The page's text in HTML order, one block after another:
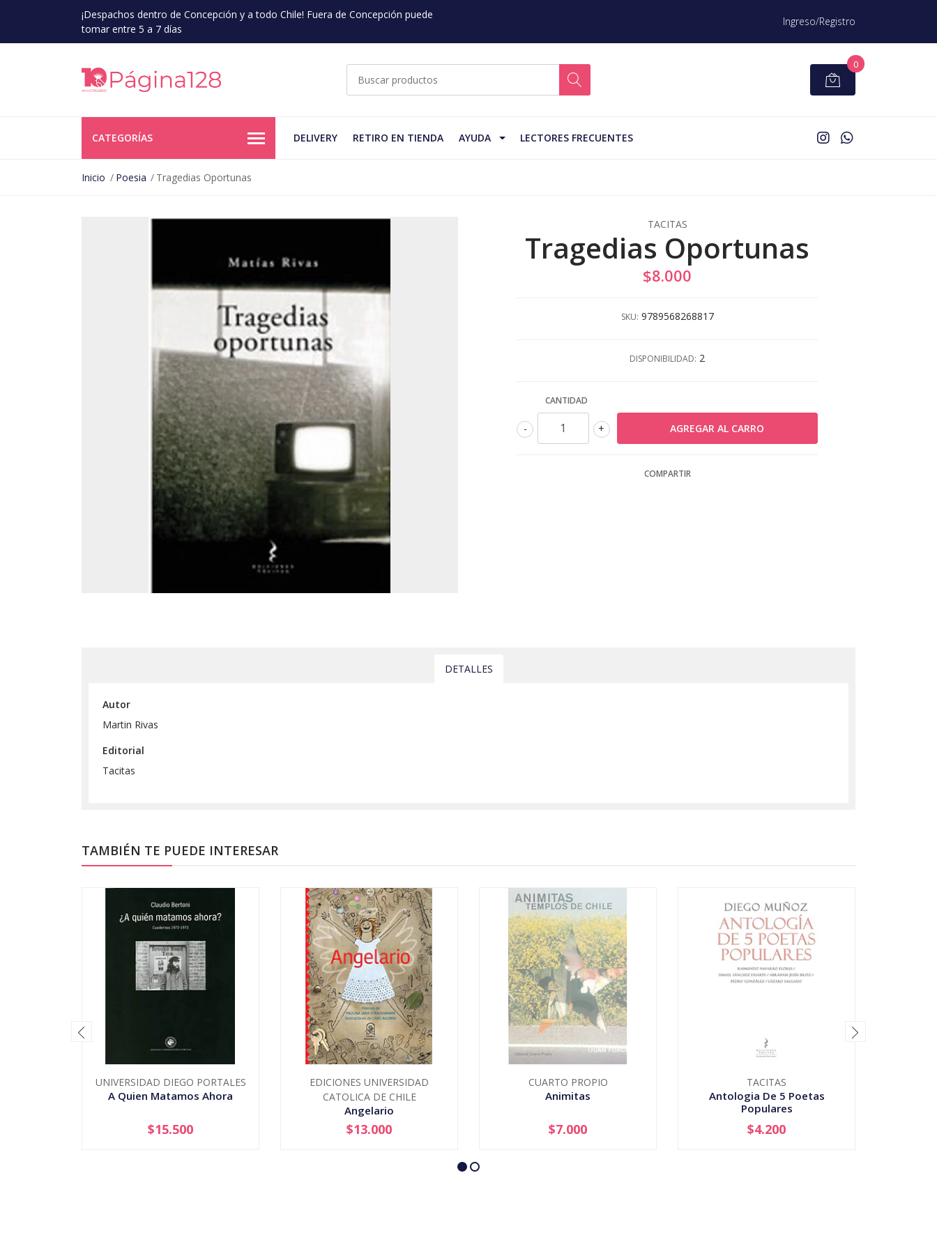
¡Despachos dentro de Concepción y a todo Chile! Fuera de Concepción puede
tomar entre 5 a 7 días
Ingreso/Registro
0
CATEGORÍAS DELIVERY RETIRO EN TIENDA AYUDA LECTORES FRECUENTES
Inicio Poesia Tragedias Oportunas
TACITAS
Tragedias Oportunas
$8.000
SKU: 9789568268817
DISPONIBILIDAD: 2
CANTIDAD
+
-
COMPARTIR
DETALLES
Autor
Martin Rivas
Editorial
Tacitas
TAMBIÉN TE PUEDE INTERESAR
UNIVERSIDAD DIEGO PORTALES
A Quien Matamos Ahora
+
$15.500
EDICIONES UNIVERSIDAD
CATOLICA DE CHILE
Angelario
+
$13.000
CUARTO PROPIO
Animitas
AGOTADO
$7.000
TACITAS
Antologia De 5 Poetas
Populares
AGOTADO
$4.200